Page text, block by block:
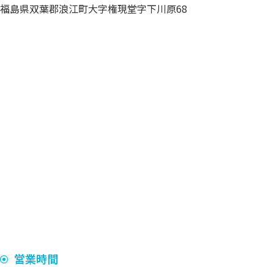
福島県双葉郡浪江町大字権現堂字下川原68
営業時間